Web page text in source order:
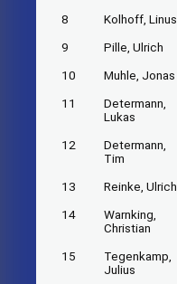
8 Kolhoff, Linus
9 Pille, Ulrich
10 Muhle, Jonas
11
Determann,
Lukas
12
Determann,
Tim
13 Reinke, Ulrich
14
Warnking,
Christian
15
Tegenkamp,
Julius